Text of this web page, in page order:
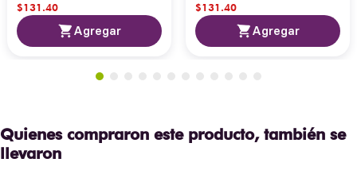
$131.40
Agregar
$131.40
Agregar
Quienes compraron este producto, también se
llevaron